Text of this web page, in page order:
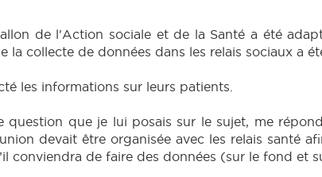
de l'Action sociale et de la Santé a été
la collecte de données dans les relais sociaux a
les informations sur leurs patients.
question que je lui posais sur le sujet, me
devait être organisée avec les relais santé
conviendra de faire des données (sur le fond et